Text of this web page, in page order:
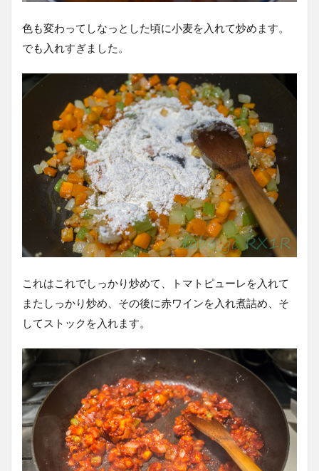
色も変わってしなっとした頃に小麦を入れて炒めます。
でも入れすぎました。
これはこれでしっかり炒めて、トマトピューレを入れて
またしっかり炒め、その後に赤ワインを入れ煮詰め、そ
してストックを入れます。